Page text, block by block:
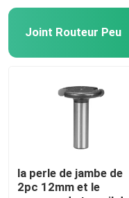
Au sujet de nous
Joint Routeur Peu
la perle de jambe de
2pc 12mm et le